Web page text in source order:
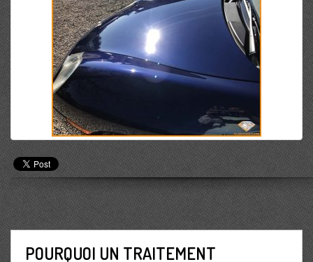
POURQUOI UN TRAITEMENT